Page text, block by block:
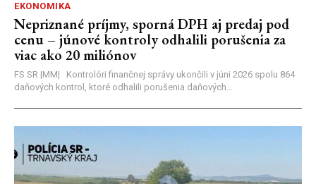
EKONOMIKA
Nepriznané príjmy, sporná DPH aj predaj pod
cenu – júnové kontroly odhalili porušenia za
viac ako 20 miliónov
FS SR |MM| Kontrolóri finančnej správy ukončili v júni 2026 spolu 864
daňových kontrol, ktoré odhalili porušenia daňových...